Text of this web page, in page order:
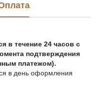
в течение 24 часов с
подтверждения
платежом).
в день оформления